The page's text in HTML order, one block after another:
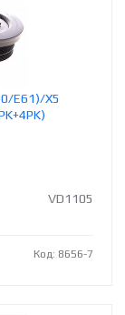
E61)/X5
VD1105
Код: 8656-7